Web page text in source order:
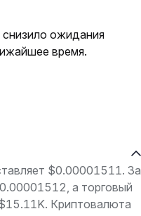
ожидания
время.
$0.00001511. За
а торговый
Криптовалюта